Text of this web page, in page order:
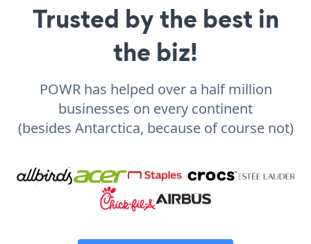
Trusted by the best in
the biz!
POWR has helped over a half million
businesses on every continent
(besides Antarctica, because of course not)